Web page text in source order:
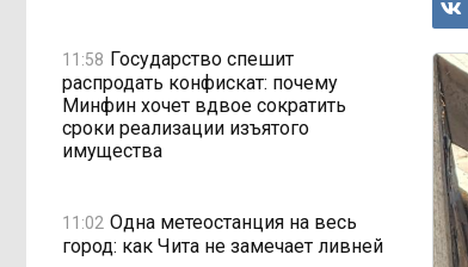
11:58 Государство спешит
распродать конфискат: почему
Минфин хочет вдвое сократить
сроки реализации изъятого
имущества
11:02 Одна метеостанция на весь
город: как Чита не замечает ливней